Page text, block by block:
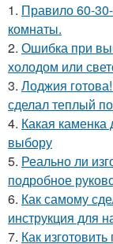
1. Правило 60-
комнаты.
2. Ошибка при
холодом или
3. Лоджия
сделал теплый
4. Какая
выбору
5. Реально ли
подробное
6. Как самому
инструкция для
7. Как